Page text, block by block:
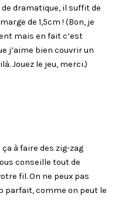
dramatique, il suffit de
de 1,5cm ! (Bon, je
mais en fait c’est
j’aime bien couvrir un
Jouez le jeu, merci.)
à faire des zig-zag
conseille tout de
fil. On ne peux pas
comme on peut le